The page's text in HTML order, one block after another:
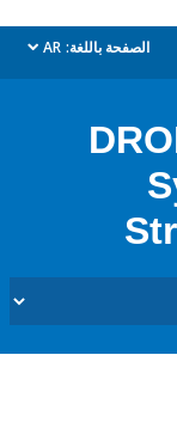
باللغة: AR
dropdown